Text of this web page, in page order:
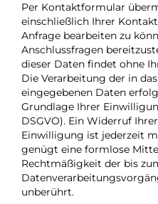
Per Kontaktformular
einschließlich Ihrer
Anfrage bearbeiten zu
Anschlussfragen
dieser Daten findet ohne
Die Verarbeitung der in
eingegebenen Daten
Grundlage Ihrer
DSGVO). Ein Widerruf
Einwilligung ist jederzeit
genügt eine formlose
Rechtmäßigkeit der bis
unberührt.